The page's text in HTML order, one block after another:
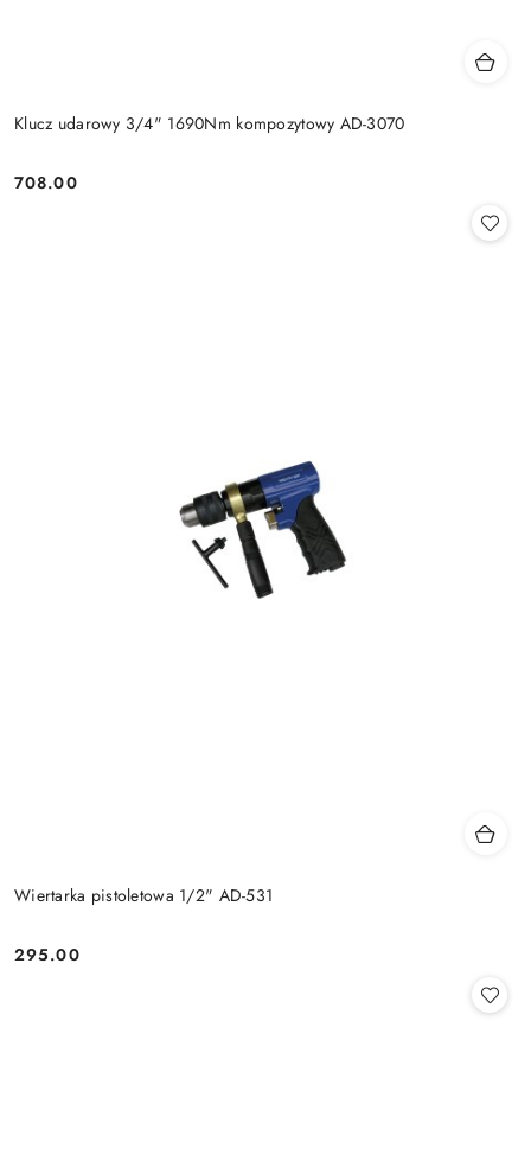
Klucz udarowy 3/4" 1690Nm kompozytowy AD-3070
Cena:
708.00
Wiertarka pistoletowa 1/2" AD-531
Cena:
295.00